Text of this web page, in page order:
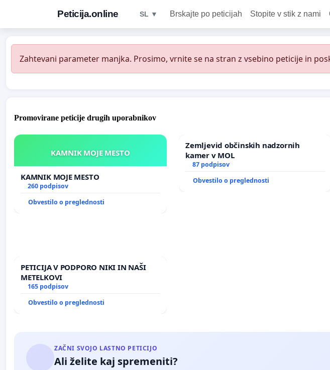
Peticija.online SL ▼ Brskajte po peticijah Stopite v stik z nami
Zahtevani parameter manjka. Prosimo, vrnite se na stran z vsebino peticije in
Promovirane peticije drugih uporabnikov
KAMNIK MOJE MESTO
KAMNIK MOJE MESTO
260 podpisov
Obvestilo o preglednosti
Zemljevid občinskih nadzornih
kamer v MOL
87 podpisov
Obvestilo o preglednosti
PETICIJA V PODPORO NIKI IN NAŠI
METELKOVI
165 podpisov
Obvestilo o preglednosti
ZAČNI SVOJO LASTNO PETICIJO
Ali želite kaj spremeniti?